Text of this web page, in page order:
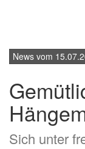
News vom
Sich unter